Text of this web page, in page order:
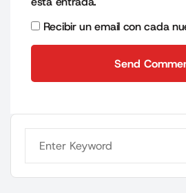
Recibir un email con cada
Send